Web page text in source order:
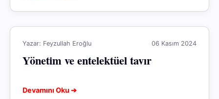
Yazar: Feyzullah Eroğlu 06 Kasım 2024
Yönetim ve entelektüel tavır
Devamını Oku ➔